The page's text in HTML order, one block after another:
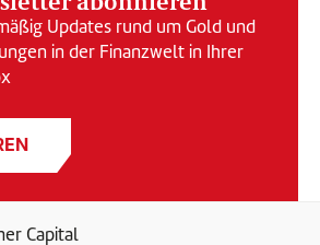
Updates rund um Gold und
in der Finanzwelt in Ihrer